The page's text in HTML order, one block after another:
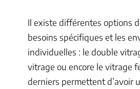
Il existe différentes options
besoins spécifiques et les
individuelles : le double
vitrage ou encore le vitrage
derniers permettent d’avoir